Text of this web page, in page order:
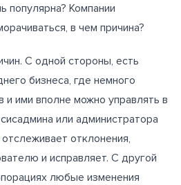
популярна? Компании
в чем причина?
С одной стороны, есть
бизнеса, где немного
и ими вполне можно управлять в
или администратора
отклонения,
и исправляет. С другой
любые изменения